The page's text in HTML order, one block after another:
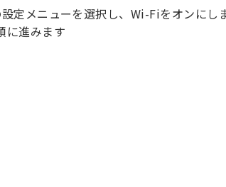
定メニューを選択し、Wi-Fiをオンにし
に進みます